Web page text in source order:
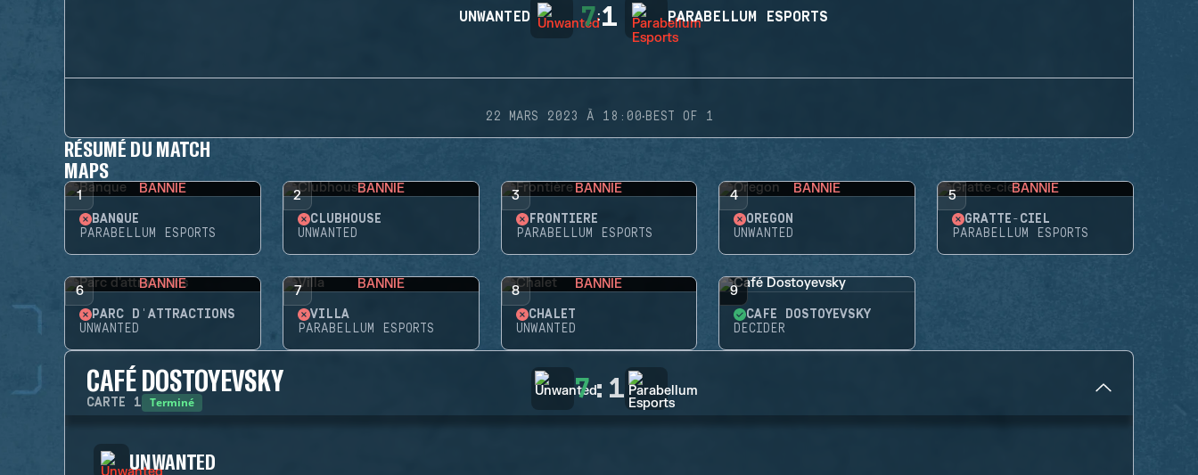
UNWANTED 7:1 PARABELLUM ESPORTS
22 MARS 2023 À 18:00·BEST OF 1
RÉSUMÉ DU MATCH
MAPS
1 BANNIE
BANQUE
PARABELLUM ESPORTS
2 BANNIE
CLUBHOUSE
UNWANTED
3 BANNIE
FRONTIÈRE
PARABELLUM ESPORTS
4 BANNIE
OREGON
UNWANTED
5 BANNIE
GRATTE-CIEL
PARABELLUM ESPORTS
6 BANNIE
PARC D'ATTRACTIONS
UNWANTED
7 BANNIE
VILLA
PARABELLUM ESPORTS
8 BANNIE
CHALET
UNWANTED
9
CAFÉ DOSTOYEVSKY
DECIDER
CAFÉ DOSTOYEVSKY
CARTE 1 Terminé 7: 1
UNWANTED